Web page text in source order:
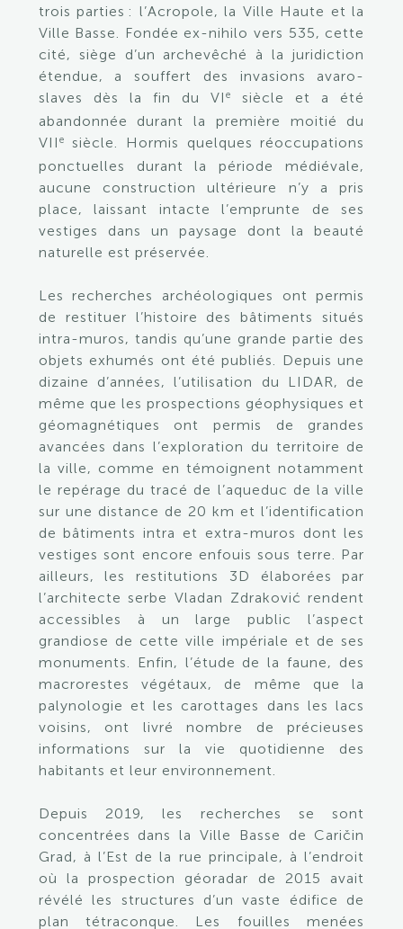
trois parties : l’Acropole, la Ville Haute et la
Ville Basse. Fondée ex-nihilo vers 535, cette
cité, siège d’un archevêché à la juridiction
étendue, a souffert des invasions avaro-
slaves dès la fin du VIe
siècle et a été
abandonnée durant la première moitié du
VII e
siècle. Hormis quelques réoccupations
ponctuelles durant la période médiévale,
aucune construction ultérieure n’y a pris
place, laissant intacte l’emprunte de ses
vestiges dans un paysage dont la beauté
naturelle est préservée.
Les recherches archéologiques ont permis
de restituer l’histoire des bâtiments situés
intra-muros, tandis qu’une grande partie des
objets exhumés ont été publiés. Depuis une
dizaine d’années, l’utilisation du LIDAR, de
même que les prospections géophysiques et
géomagnétiques ont permis de grandes
avancées dans l’exploration du territoire de
la ville, comme en témoignent notamment
le repérage du tracé de l’aqueduc de la ville
sur une distance de 20 km et l’identification
de bâtiments intra et extra-muros dont les
vestiges sont encore enfouis sous terre. Par
ailleurs, les restitutions 3D élaborées par
l’architecte serbe Vladan Zdraković rendent
accessibles à un large public l’aspect
grandiose de cette ville impériale et de ses
monuments. Enfin, l’étude de la faune, des
macrorestes végétaux, de même que la
palynologie et les carottages dans les lacs
voisins, ont livré nombre de précieuses
informations sur la vie quotidienne des
habitants et leur environnement.
Depuis 2019, les recherches se sont
concentrées dans la Ville Basse de Caričin
Grad, à l’Est de la rue principale, à l’endroit
où la prospection géoradar de 2015 avait
révélé les structures d’un vaste édifice de
plan tétraconque. Les fouilles menées